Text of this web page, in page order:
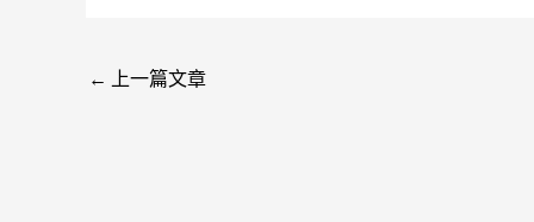
← 上一篇文章